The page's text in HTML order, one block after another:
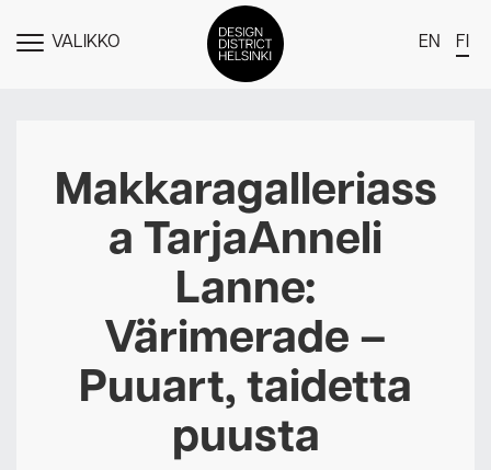
NÄYTÄVALIKKO EN FI
Jäsenet
Tapahtumat
Uutiset
Medialle
Meistä
Design District Helsingin jäsenyydestä
Ota yhteyttä
Makkaragalleriass
a TarjaAnneli
Lanne:
Värimerade –
Puuart, taidetta
puusta